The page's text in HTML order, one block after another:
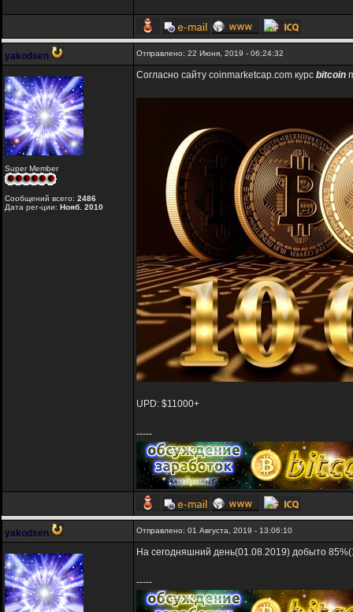
yakodsen Отправлено: 22 Июня, 2019 - 06:24:32
Super Member
Сообщений всего: 2486
Дата рег-ции: Нояб. 2010
Согласно сайту coinmarketcap.com курс bitcoin
UPD: $11000+
-----
yakodsen Отправлено: 01 Августа, 2019 - 13:06:10
На сегодняшний день(01.08.2019) добыто
-----